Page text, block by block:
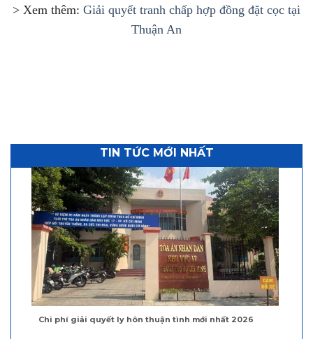
> Xem thêm: Giải quyết tranh chấp hợp đồng đặt cọc tại
Thuận An
TIN TỨC MỚI NHẤT
Chi phí giải quyết ly hôn thuận tình mới nhất 2026